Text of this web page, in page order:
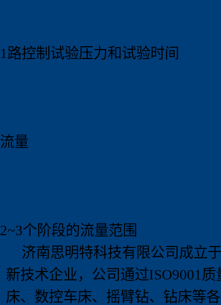
1路控制试验压力和试验时间
流量
2~3个阶段的流量范围
济南思明特科技有限公司成立
新技术企业， 公司通过ISO9001 质
床、数控车床、摇臂钻、钻床等